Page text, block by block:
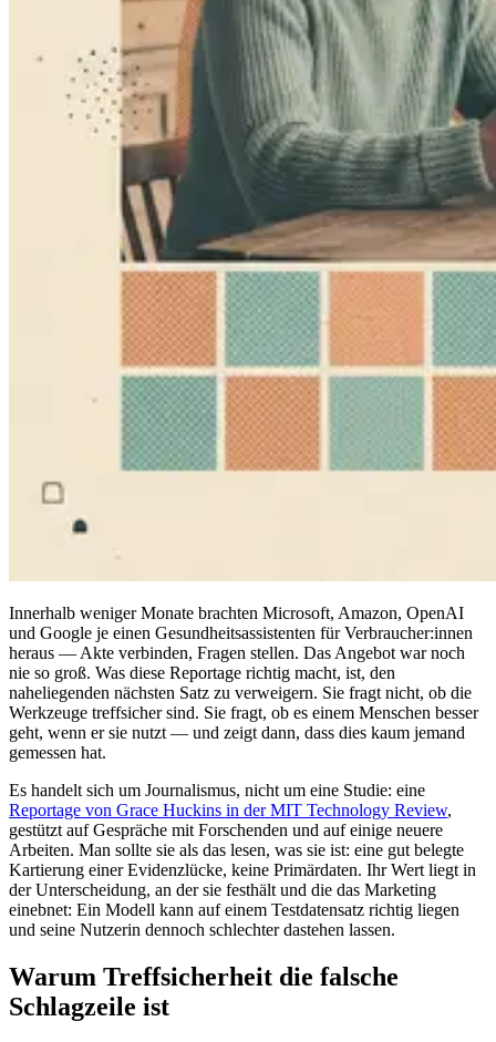
Innerhalb weniger Monate brachten Microsoft, Amazon, OpenAI
und Google je einen Gesundheitsassistenten für Verbraucher:innen
heraus — Akte verbinden, Fragen stellen. Das Angebot war noch
nie so groß. Was diese Reportage richtig macht, ist, den
naheliegenden nächsten Satz zu verweigern. Sie fragt nicht, ob die
Werkzeuge treffsicher sind. Sie fragt, ob es einem Menschen besser
geht, wenn er sie nutzt — und zeigt dann, dass dies kaum jemand
gemessen hat.
Es handelt sich um Journalismus, nicht um eine Studie: eine
Reportage von Grace Huckins in der MIT Technology Review,
gestützt auf Gespräche mit Forschenden und auf einige neuere
Arbeiten. Man sollte sie als das lesen, was sie ist: eine gut belegte
Kartierung einer Evidenzlücke, keine Primärdaten. Ihr Wert liegt in
der Unterscheidung, an der sie festhält und die das Marketing
einebnet: Ein Modell kann auf einem Testdatensatz richtig liegen
und seine Nutzerin dennoch schlechter dastehen lassen.
Warum Treffsicherheit die falsche
Schlagzeile ist